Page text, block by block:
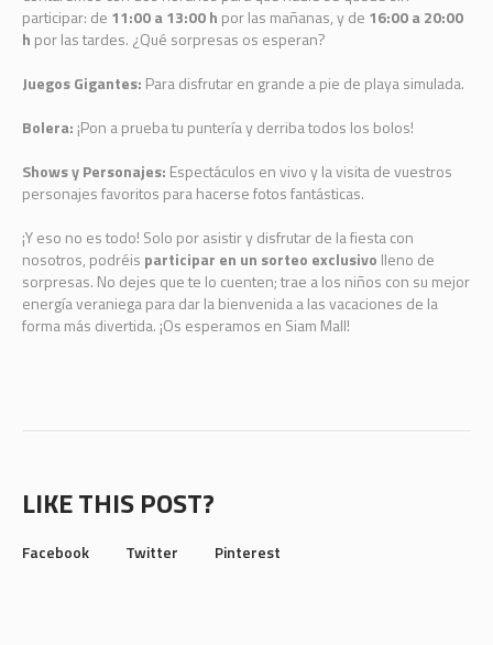
participar: de 11:00 a 13:00 h por las mañanas, y de 16:00 a 20:00
h por las tardes. ¿Qué sorpresas os esperan?
Juegos Gigantes: Para disfrutar en grande a pie de playa simulada.
Bolera: ¡Pon a prueba tu puntería y derriba todos los bolos!
Shows y Personajes: Espectáculos en vivo y la visita de vuestros
personajes favoritos para hacerse fotos fantásticas.
¡Y eso no es todo! Solo por asistir y disfrutar de la fiesta con
nosotros, podréis participar en un sorteo exclusivo lleno de
sorpresas. No dejes que te lo cuenten; trae a los niños con su mejor
energía veraniega para dar la bienvenida a las vacaciones de la
forma más divertida. ¡Os esperamos en Siam Mall!
LIKE THIS POST?
Facebook Twitter Pinterest